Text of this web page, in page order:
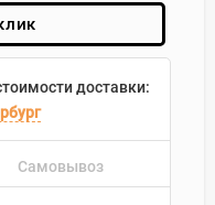
доставки:
Самовывоз